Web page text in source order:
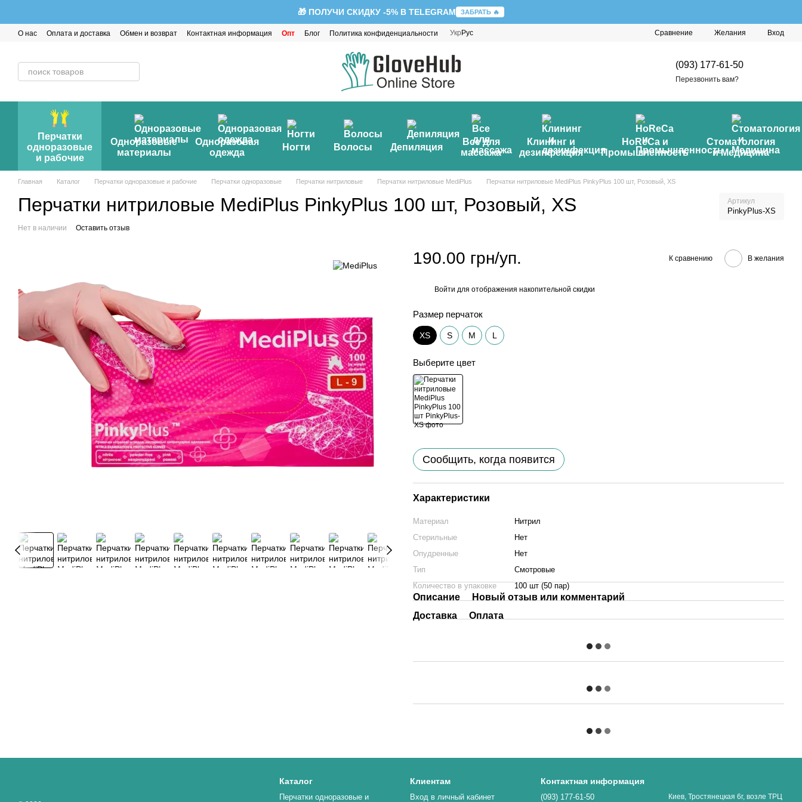
🎁 ПОЛУЧИ СКИДКУ -5% В TELEGRAM ЗАБРАТЬ 🔥
О нас Оплата и доставка Обмен и возврат Контактная информация Опт Блог Политика конфиденциальности Укр Рус Сравнение Желания Вход
(093) 177-61-50
Перезвонить вам?
Перчатки
одноразовые
и рабочие
Одноразовые
материалы
Одноразовая
одежда
Ногти Волосы Депиляция
Все для
массажа
Клининг и
дезинфекция
HoReCa и
Промышленность
Стоматология
и Медицина
Главная Каталог Перчатки одноразовые и рабочие Перчатки одноразовые Перчатки нитриловые Перчатки нитриловые MediPlus Перчатки нитриловые MediPlus PinkyPlus 100 шт, Розовый, XS
Перчатки нитриловые MediPlus PinkyPlus 100 шт, Розовый, XS Артикул
PinkyPlus-ХS
Нет в наличии Оставить отзыв
190.00 грн/уп. К сравнению В желания
Войти для отображения накопительной скидки
Размер перчаток
XS S M L
Выберите цвет
Сообщить, когда появится
Характеристики
Материал
Нитрил
Стерильные
Нет
Опудренные
Нет
Тип
Смотровые
Количество в упаковке
100 шт (50 пар)
Описание
Новый отзыв или комментарий
Доставка
Оплата
Каталог
Перчатки одноразовые и
Клиентам
Вход в личный кабинет
Контактная информация
(093) 177-61-50
Киев, Тростянецкая 6г, возле ТРЦ